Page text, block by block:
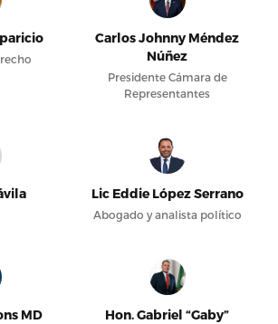
Carlos Johnny Méndez
Núñez
Presidente Cámara de
Representantes
Lic Eddie López Serrano
Abogado y analista político
MD
Hon. Gabriel “Gaby”